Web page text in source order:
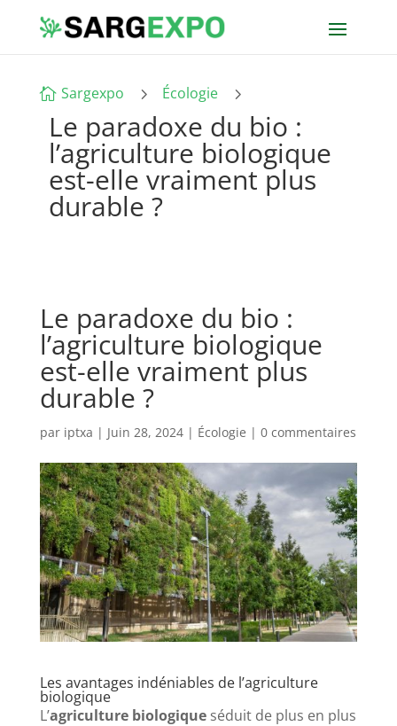
 Sargexpo 5 Écologie 5
Le paradoxe du bio :
l’agriculture biologique
est-elle vraiment plus
durable ?
Le paradoxe du bio :
l’agriculture biologique
est-elle vraiment plus
durable ?
par iptxa | Juin 28, 2024| Écologie | 0 commentaires
Les avantages indéniables de l’agriculture
biologique
L’agriculture biologiqueséduit de plus en plus